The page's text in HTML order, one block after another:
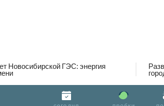
Новосибирской ГЭС: энергия